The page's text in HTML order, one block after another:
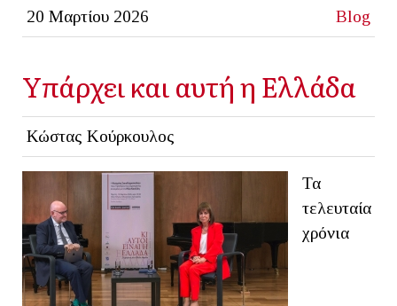
20 Μαρτίου 2026 Blog
Yπάρχει και αυτή η Ελλάδα
Κώστας Κούρκουλος
Τα
τελευταία
χρόνια